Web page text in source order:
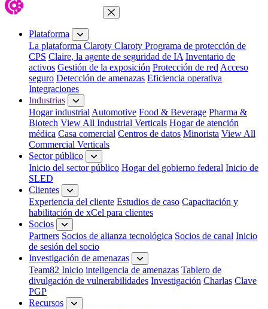
Cerrar menú
Plataforma
La plataforma Claroty Claroty Programa de protección de
CPS Claire, la agente de seguridad de IA Inventario de
activos Gestión de la exposición Protección de red Acceso
seguro Detección de amenazas Eficiencia operativa
Integraciones
Industrias
Hogar industrial Automotive Food & Beverage Pharma &
Biotech View All Industrial Verticals Hogar de atención
médica Casa comercial Centros de datos Minorista View All
Commercial Verticals
Sector público
Inicio del sector público Hogar del gobierno federal Inicio de
SLED
Clientes
Experiencia del cliente Estudios de caso Capacitación y
habilitación de xCel para clientes
Socios
Partners Socios de alianza tecnológica Socios de canal Inicio
de sesión del socio
Investigación de amenazas
Team82 Inicio inteligencia de amenazas Tablero de
divulgación de vulnerabilidades Investigación Charlas Clave
PGP
Recursos